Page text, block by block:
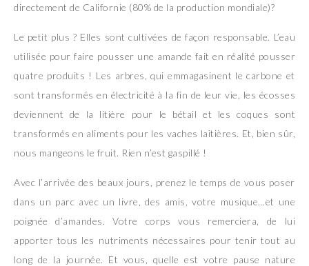
directement de Californie (80% de la production mondiale)?
Le petit plus ? Elles sont cultivées de façon responsable. L’eau
utilisée pour faire pousser une amande fait en réalité pousser
quatre produits ! Les arbres, qui emmagasinent le carbone et
sont transformés en électricité à la fin de leur vie, les écosses
deviennent de la litière pour le bétail et les coques sont
transformés en aliments pour les vaches laitières. Et, bien sûr,
nous mangeons le fruit. Rien n’est gaspillé !
Avec l’arrivée des beaux jours, prenez le temps de vous poser
dans un parc avec un livre, des amis, votre musique…et une
poignée d’amandes. Votre corps vous remerciera, de lui
apporter tous les nutriments nécessaires pour tenir tout au
long de la journée. Et vous, quelle est votre pause nature